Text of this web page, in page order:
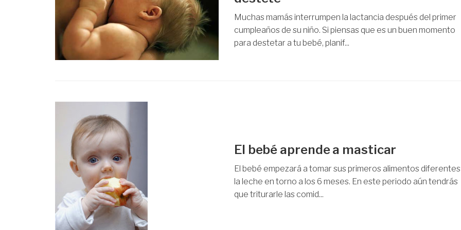
Muchas mamás interrumpen la lactancia después del primer
cumpleaños de su niño. Si piensas que es un buen momento
para destetar a tu bebé, planif...
El bebé aprende a masticar
El bebé empezará a tomar sus primeros alimentos
la leche en torno a los 6 meses. En este periodo aún tendrás
que triturarle las comid...